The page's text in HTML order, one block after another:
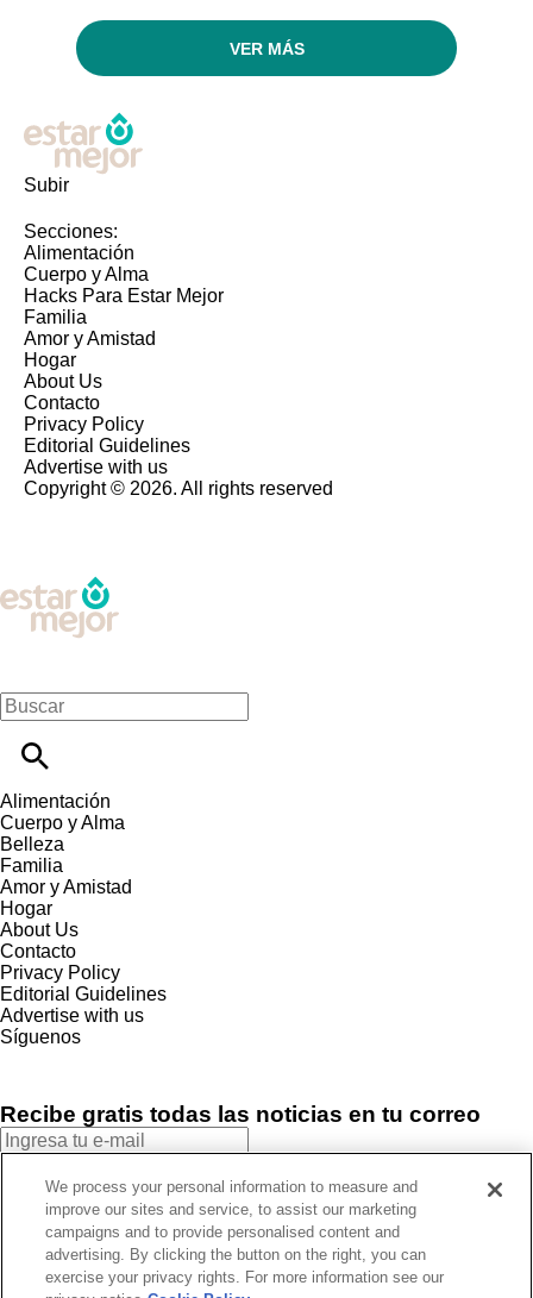
VER MÁS
Subir
Secciones:
Alimentación
Cuerpo y Alma
Hacks Para Estar Mejor
Familia
Amor y Amistad
Hogar
About Us
Contacto
Privacy Policy
Editorial Guidelines
Advertise with us
Copyright © 2026. All rights reserved
Alimentación
Cuerpo y Alma
Belleza
Familia
Amor y Amistad
Hogar
About Us
Contacto
Privacy Policy
Editorial Guidelines
Advertise with us
Síguenos
Recibe gratis todas las noticias en tu correo
SUSCRIBIRME
Este sitio está protegido por reCAPTCHA y Google
privacidady Se aplican lasCondiciones de servicio
¡Muchas gracias!Ya estás suscrito a nuestro newsletter
We process your personal information to measure and
improve our sites and service, to assist our marketing
campaigns and to provide personalised content and
advertising. By clicking the button on the right, you can
exercise your privacy rights. For more information see our